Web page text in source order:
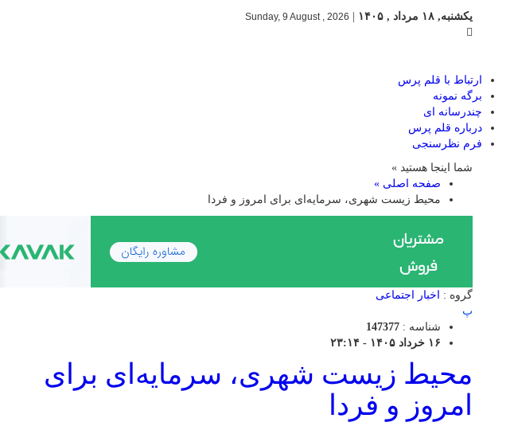
یکشنبه, ۱۸ مرداد , ۱۴۰۵
Sunday, 9 August , 2026
ارتباط با قلم پرس
برگه نمونه
چندرسانه ای
درباره قلم پرس
فرم نظرسنجی
شما اینجا هستید »
صفحه اصلی »
محیط زیست شهری، سرمایه‌ای برای امروز و فردا
گروه :
اخبار اجتماعی
پ
شناسه : 147377
۱۶ خرداد ۱۴۰۵ - ۲۳:۱۴
محیط زیست شهری، سرمایه‌ای برای
امروز و فردا